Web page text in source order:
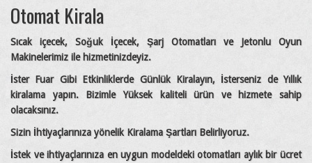
Otomat Kirala
Sıcak içecek, Soğuk İçecek, Şarj Otomatları ve Jetonlu Oyun
Makinelerimiz ile hizmetinizdeyiz.
İster Fuar Gibi Etkinliklerde Günlük Kiralayın, İsterseniz de Yıllık
kiralama yapın. Bizimle Yüksek kaliteli ürün ve hizmete sahip
olacaksınız.
Sizin İhtiyaçlarınıza yönelik Kiralama Şartları Belirliyoruz.
İstek ve ihtiyaçlarınıza en uygun modeldeki otomatları aylık bir ücret